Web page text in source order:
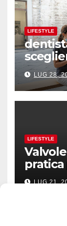
LIFESTYLE
LUG 28,
LIFESTYLE
LUG 21,